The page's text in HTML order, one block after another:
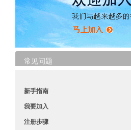
常见问题
新手指南
我要加入
注册步骤